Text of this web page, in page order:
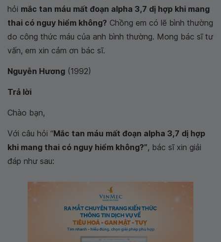
hỏi mắc tan máu mất đoạn alpha 3,7 dị hợp khi mang
thai có nguy hiểm không? Chồng em có lẽ bình thường
do công thức máu của anh bình thường. Mong bác sĩ tư
vấn, em xin cảm ơn bác sĩ.
Nguyễn Hương (1992)
Trả lời
Chào bạn,
Với câu hỏi “Mắc tan máu mất đoạn alpha 3,7 dị hợp
khi mang thai có nguy hiểm không?”, bác sĩ xin giải
đáp như sau: